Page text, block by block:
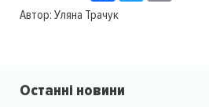
Автор: Уляна Трачук
Останні новини